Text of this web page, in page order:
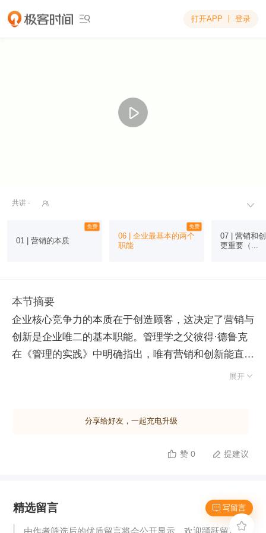
 打开APP 登录

共讲 · 
免费
01 | 营销的本质
免费
06 | 企业最基本的两个
职能
07 | 营销和
更重要（...
本节摘要
企业核心竞争力的本质在于创造顾客，这决定了营销与
创新是企业唯二的基本职能。管理学之父彼得·德鲁克
在《管理的实践》中明确指出，唯有营销和创新能直接
产生经济成果，其他部门仅产生成本。这一观点与宏碁
牌营销则拥有最高的附加值。全球顶尖企业苹果公司的
设，将低附加值的制造环节外包给富士康。尽管富士康
值，远超代工商。这表明，单纯依赖规模化的制造无法
构建核心壁垒，企业若想获取高额利润与持久竞争优
展开 
分享给好友，一起充电升级
 赞 0  提建议
 写留言
精选留言
由作者筛选后的优质留言将会公开显示，欢迎踊跃留言。
